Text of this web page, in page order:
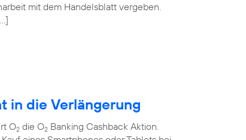
mit dem Handelsblatt vergeben.
in die Verlängerung
O2 die O2 Banking Cashback Aktion.